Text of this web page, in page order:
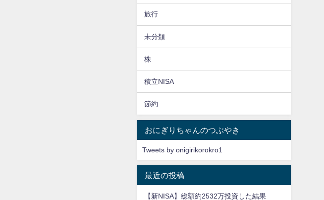
旅行
未分類
株
積立NISA
節約
おにぎりちゃんのつぶやき
Tweets by onigirikorokro1
最近の投稿
【新NISA】総額約2532万投資した結果